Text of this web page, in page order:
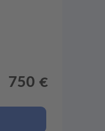
750 €